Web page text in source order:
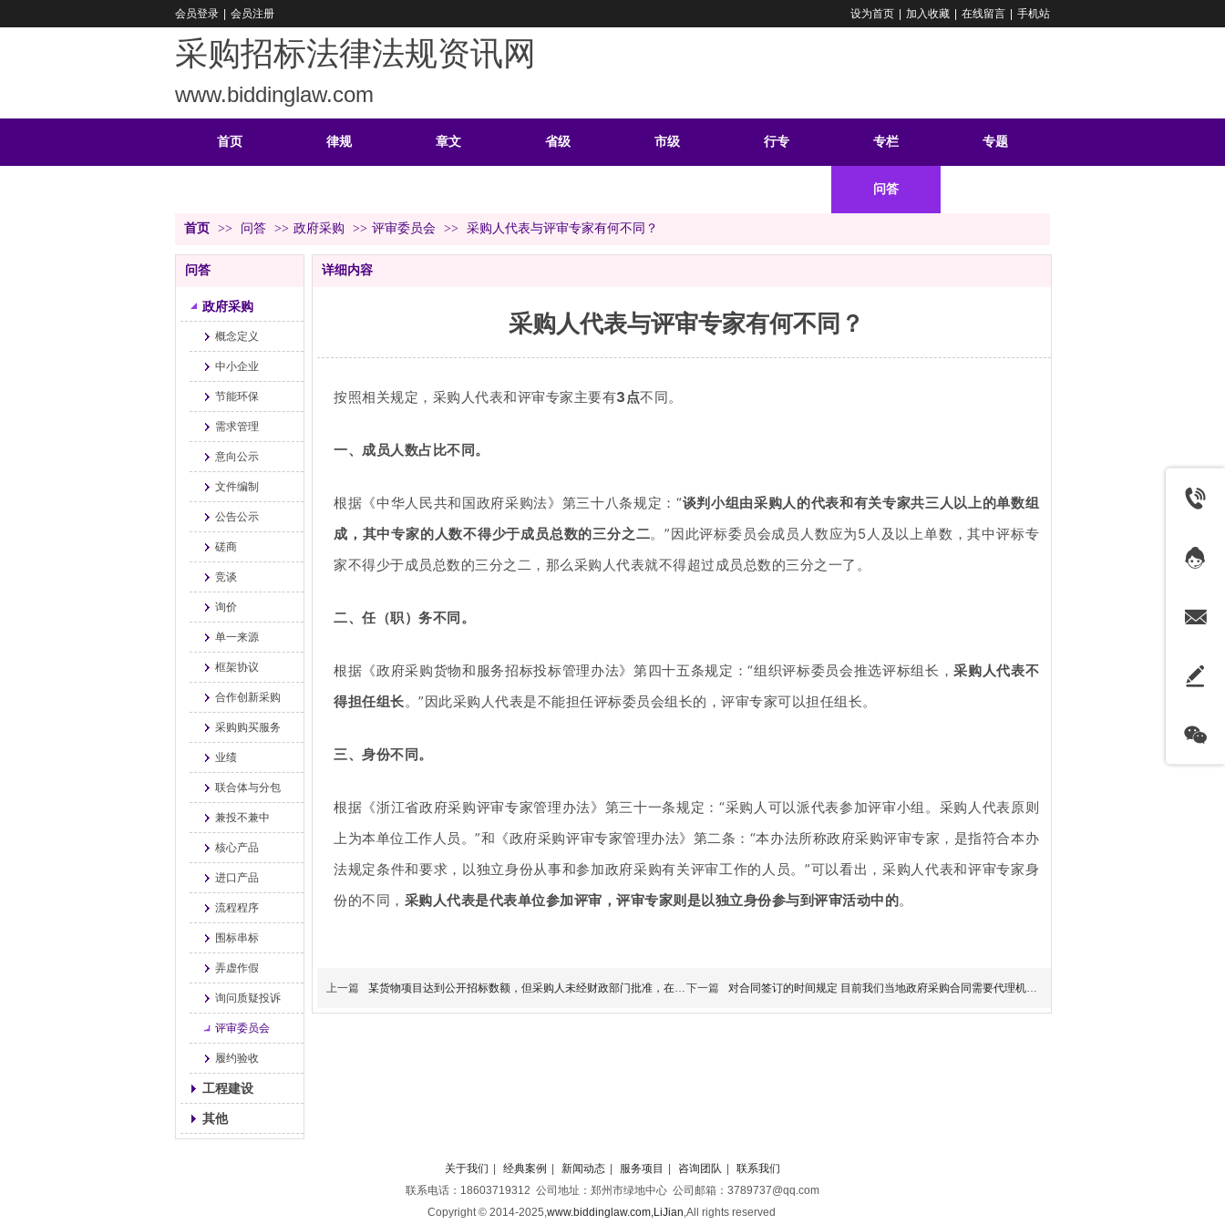
采购招标法律法规资讯网
www.biddinglaw.com
会员登录 会员注册 设为首页 加入收藏 在线留言 手机站
首页 律规 章文 省级 市级 行专 专栏 专题
问答
首页 >> 问答 >> 政府采购 >> 评审委员会 >> 采购人代表与评审专家有何不同？
问答
政府采购
概念定义
中小企业
节能环保
需求管理
意向公示
文件编制
公告公示
磋商
竞谈
询价
单一来源
框架协议
合作创新采购
采购购买服务
业绩
联合体与分包
兼投不兼中
核心产品
进口产品
流程程序
围标串标
弄虚作假
询问质疑投诉
评审委员会
履约验收
工程建设
其他
详细内容
采购人代表与评审专家有何不同？
按照相关规定，采购人代表和评审专家主要有3点不同。
一、 成员人数占比不同。
根据《中华人民共和国政府采购法》第三十八条规定： “谈判小组由采购人的代表和有关专家共三人以上的单数组
成， 其中专家的人数不得少于成员总数的三分之二。”因此评标委员会成员人数应为5人及以上单数，其中评标专
家不得少于成员总数的三分之二，那么采购人代表就不得超过成员总数的三分之一了。
二、 任 （职）务不同。
根据《政府采购货物和服务招标投标管理办法》 第四十五条规定：“组织评标委员会推选评标组长，采购人代表不
得担任组长。 ”因此采购人代表是不能担任评标委员会组长的 ， 评审专家可以担任组长。
三、 身份不同。
根据《浙江省政府采购评审专家管理办法》第三十一条规定： “采购人可以派代表参加评审小组。 采购人代表原则
上为本单位工作人员。”和《政府采购评审专家管理办法》第二条： “本办法所称政府采购评审专家，是指符合本办
法规定条件和要求，以独立身份从事和参加政府采购有关评审工作的人员。 ”可以看出，采购人代表和评审专家身
份的不同， 采购人代表是代表单位参加评审，评审专家则是以独立身份参与到评审活动中的。
上一篇 某货物项目达到公开招标数额，但采购人未经财政部门批准，在委托 下一篇 对合同签订的时间规定 目前我们当地政府采购合同需要代理机构加
关于我们 经典案例 新闻动态 服务项目 咨询团队
联系我们
联系电话：18603719312 公司地址：郑州市绿地中心 公司邮箱：3789737@qq.com
Copyright © 2014-2025,www.biddinglaw.com,LiJian,All rights reserved